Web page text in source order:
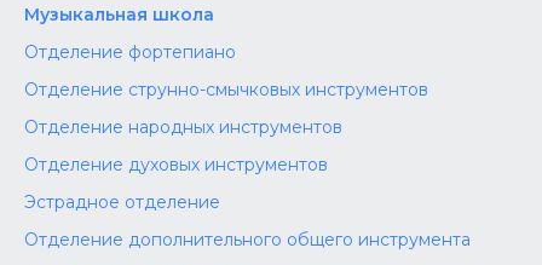
Музыкальная школа
Отделение фортепиано
Отделение струнно-смычковых инструментов
Отделение народных инструментов
Отделение духовых инструментов
Эстрадное отделение
Отделение дополнительного общего инструмента